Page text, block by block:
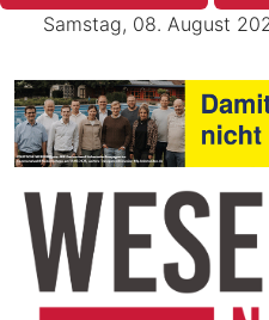
Samstag, 08. August